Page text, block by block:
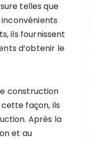
telles que
ils fournissent
d’obtenir le
construction
façon, ils
Après la
et au